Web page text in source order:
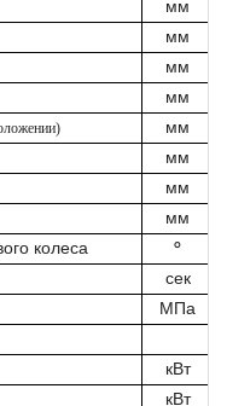
мм
мм
мм
мм
мм
мм
мм
мм
колеса
°
сек
МПа
кВт
кВт